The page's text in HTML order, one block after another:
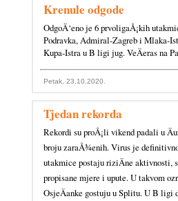
Krenule odgode
OdgoÄ‘eno je 6 prvoligaÅ¡kih
Podravka, Admiral-Zagreb i Mlaka-
Kupa-Istra u B ligi jug. VeÄeras na
Petak, 23.10.2020.
Tjedan rekorda
Rekordi su proÅ¡li vikend padali u
broju zaraÅ¾enih. Virus je
utakmice postaju riziÄne
propisane mjere i upute. U takvom
OsjeÄanke gostuju u Splitu. U B ligi